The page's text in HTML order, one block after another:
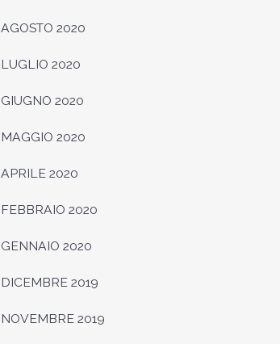
AGOSTO 2020
LUGLIO 2020
GIUGNO 2020
MAGGIO 2020
APRILE 2020
FEBBRAIO 2020
GENNAIO 2020
DICEMBRE 2019
NOVEMBRE 2019